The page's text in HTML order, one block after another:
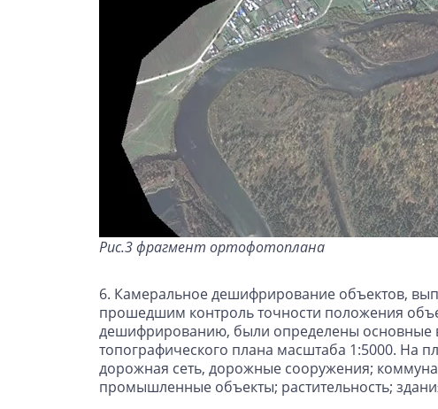
Рис.3 фрагмент ортофотоплана
6. Камеральное дешифрирование объектов,
прошедшим контроль точности положения
дешифрированию, были определены основные
топографического плана масштаба 1:5000. На
дорожная сеть, дорожные сооружения;
промышленные объекты; растительность;